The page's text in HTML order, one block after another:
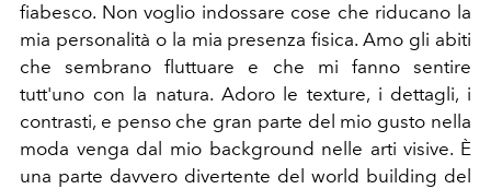
fiabesco. Non voglio indossare cose che riducano la
mia personalità o la mia presenza fisica. Amo gli abiti
che sembrano fluttuare e che mi fanno sentire
tutt'uno con la natura. Adoro le texture, i dettagli, i
contrasti, e penso che gran parte del mio gusto nella
moda venga dal mio background nelle arti visive. È
una parte davvero divertente del world building del